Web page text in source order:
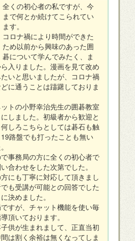
全くの初心者の私ですが、今
まで何とか続けてこられてい
ます。
コロナ禍により時間ができた
ため以前から興味のあった囲
碁について学んでみたく、ま
入りました。漫画を見て改め
いと思いましたが、コロナ禍
に通うことは躊躇しておりま
トの小野幸治先生の囲碁教室
しました。初級者から歓迎と
しろこちらとしては碁石も触
路盤でも打ったことも無い
事務局の方に全くの初心者で
合わせをした次第でした。
にも丁寧に対応して頂きまし
も受講が可能との回答でした
決めました。
すが、チャット機能を使い毎
頂いております。
供が生まれまして、正直当初
は割く余裕は無くなってしま